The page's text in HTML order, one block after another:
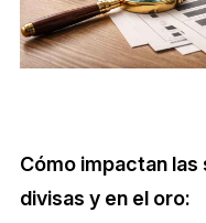
Cómo impactan
divisas y en el oro: